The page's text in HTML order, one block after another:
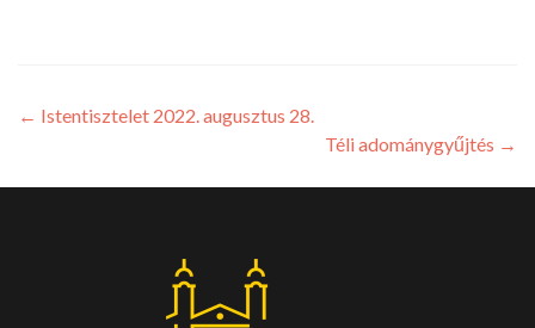
← Istentisztelet 2022. augusztus 28.
Téli adománygyűjtés →